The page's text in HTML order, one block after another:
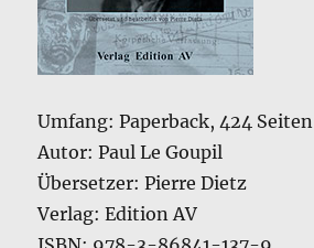
Umfang: Paperback, 424 Seiten
Autor: Paul Le Goupil
Übersetzer: Pierre Dietz
Verlag: Edition AV